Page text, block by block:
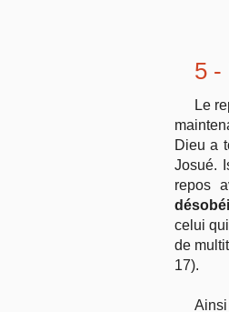
5 -
Le
Dieu a
Josué.
repos
celui
de
17).